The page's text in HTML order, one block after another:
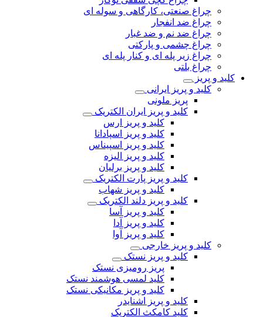
چراغ صنعتی، کارگاهی و سوله ای
چراغ ضد انفجار
چراغ ضد نم و ضد غبار
چراغ چشمی و پارکتی
چراغ‌ زیر‌ پله‌ ای و کنار‌ پله‌ ای
چراغ بلتی
کلید و پریز
کلید و پریز ایرانی
پریز ملونی
کلید و پریز ایران الکتریک
کلید و پریز ارس
کلید و پریز اسپادانا
کلید و پریز اسپیناس
کلید و پریز الیزه
کلید و پریز برلیان
کلید و پریز پارت الکتریک
کلید و پریز شهاب
کلید و پریز دلند الکتریک
کلید و پریز آسا
کلید و پریز آدا
کلید و پریز آوا
کلید و پریز خارجی
کلید و پریز نستک
پریز رومیزی نستک
کلید لمسی هوشمند نستک
کلید و پریز مکانیکی نستک
کلید و پریز اشنایدر
کلید کامکث الکتریک